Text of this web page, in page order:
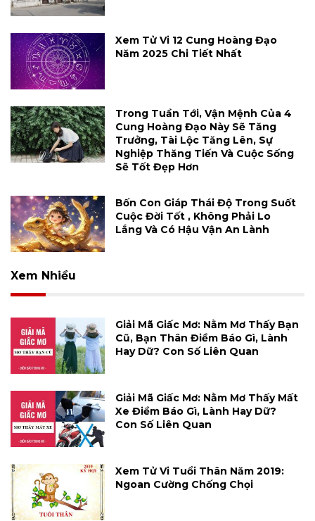
Xem Tử Vi 12 Cung Hoàng Đạo
Năm 2025 Chi Tiết Nhất
Trong Tuần Tới, Vận Mệnh Của 4
Cung Hoàng Đạo Này Sẽ Tăng
Trưởng, Tài Lộc Tăng Lên, Sự
Nghiệp Thăng Tiến Và Cuộc Sống
Sẽ Tốt Đẹp Hơn
Bốn Con Giáp Thái Độ Trong Suốt
Cuộc Đời Tốt , Không Phải Lo
Lắng Và Có Hậu Vận An Lành
Xem Nhiều
Giải Mã Giấc Mơ: Nằm Mơ Thấy Bạn
Cũ, Bạn Thân Điềm Báo Gì, Lành
Hay Dữ? Con Số Liên Quan
Giải Mã Giấc Mơ: Nằm Mơ Thấy Mất
Xe Điềm Báo Gì, Lành Hay Dữ?
Con Số Liên Quan
Xem Tử Vi Tuổi Thân Năm 2019:
Ngoan Cường Chống Chọi